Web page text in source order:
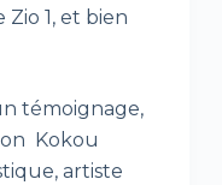
1, et bien
témoignage,
Kokou
artiste